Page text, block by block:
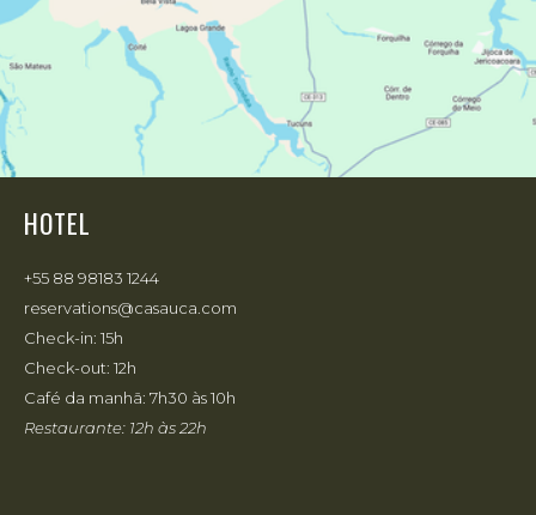
HOTEL
+55 88 98183 1244
reservations@casauca.com
Check-in: 15h
Check-out: 12h
Café da manhã: 7h30 às 10h
Restaurante: 12h às 22h